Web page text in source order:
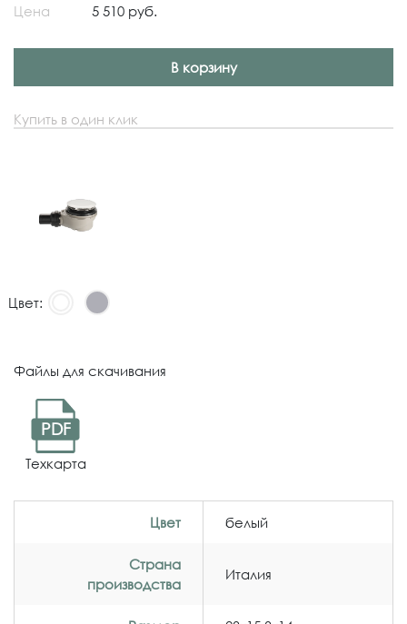
Цена
5 510 руб.
В корзину
Купить в один клик
Цвет:
Файлы для скачивания
PDF
Техкарта
Цвет белый
Страна
производства
Италия